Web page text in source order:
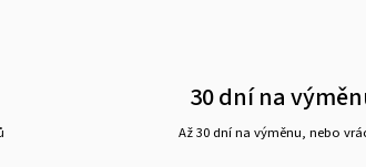
30 dní na
Až 30 dní na výměnu, nebo